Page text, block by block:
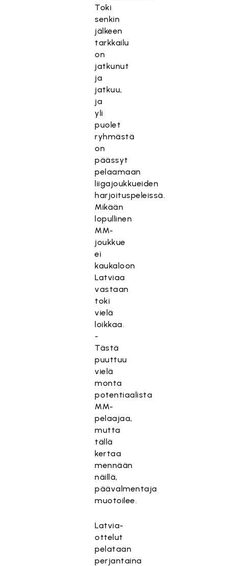
Toki
senkin
jälkeen
tarkkailu
on
jatkunut
ja
jatkuu,
ja
yli
puolet
ryhmästä
on
päässyt
pelaamaan
liigajoukkueiden
harjoituspeleissä.
Mikään
lopullinen
MM-
joukkue
ei
kaukaloon
Latviaa
vastaan
toki
vielä
loikkaa.
-
Tästä
puuttuu
vielä
monta
potentiaalista
MM-
pelaajaa,
mutta
tällä
kertaa
mennään
näillä,
päävalmentaja
muotoilee.
Latvia-
ottelut
pelataan
perjantaina